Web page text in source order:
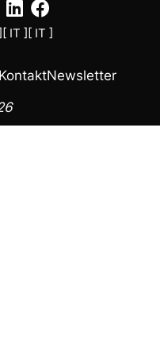
[ IT ][ IT ]
KontaktNewsletter